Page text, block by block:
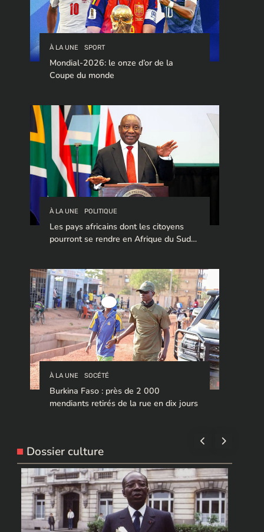
À LA UNE SPORT
Mondial-2026: le onze d’or de la
Coupe du monde
À LA UNE POLITIQUE
Les pays africains dont les citoyens
pourront se rendre en Afrique du Sud
À LA UNE SOCÉTÉ
Burkina Faso : près de 2 000
mendiants retirés de la rue en dix jours
Dossier culture